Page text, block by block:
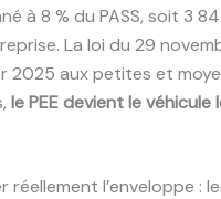
à 8 % du PASS, soit 3
La loi du 29
aux petites et
le PEE devient le
l’enveloppe :